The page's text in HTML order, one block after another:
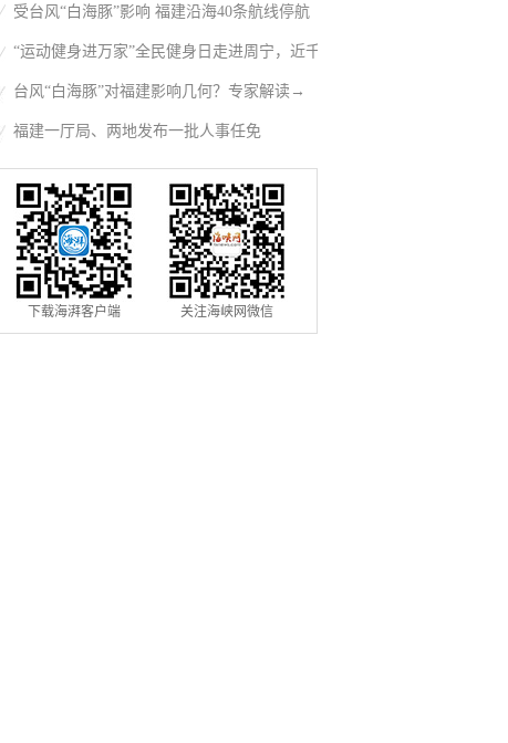
路停运部分旅客列车→
受台风“白海豚”影响 福建沿海40条航线停航
“运动健身进万家”全民健身日走进周宁，近千
人徒步云端
台风“白海豚”对福建影响几何？专家解读→
福建一厅局、两地发布一批人事任免
下载海湃客户端 关注海峡网微信